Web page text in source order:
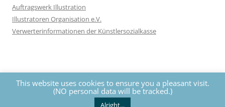
Auftragswerk Illustration
Illustratoren Organisation e.V.
Verwerterinformationen der Künstlersozialkasse
The contents of this website are protected by copyrights. All
rights reserved by Nils Eckhardt unless otherwise noted.
This website uses cookies to ensure you a pleasant visit.
(NO personal data will be tracked.)
Alright...